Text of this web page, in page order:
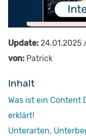
Update: 24.01.2025
von: Patrick
Inhalt
Was ist ein Content
erklärt!
Unterarten,